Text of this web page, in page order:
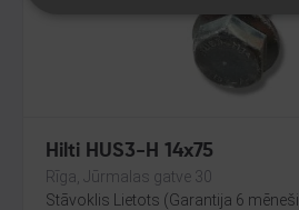
Hilti HUS3-H 14x75
Rīga, Jūrmalas gatve 30
Stāvoklis Lietots (Garantija 6